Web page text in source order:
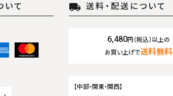
いて local_shipping 送料・配送について
6,480円（税込）以上の
お買い上げで送料無料
【中部・関東・関西】